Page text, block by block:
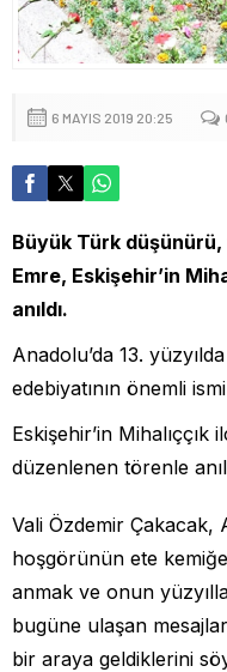
6 MAYIS 2019 20:25
Büyük Türk
Emre, Eskişehir’in
anıldı.
Anadolu’da 13.
edebiyatının önemli
Eskişehir’in Mihalıççık
düzenlenen törenle
Vali Özdemir Çakacak,
hoşgörünün ete
anmak ve onun
bugüne ulaşan
bir araya geldiklerini